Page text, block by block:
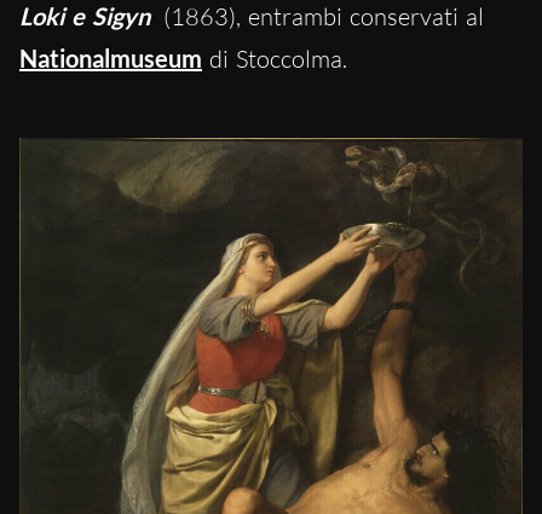
Loki e Sigyn (1863), entrambi conservati al
Nationalmuseum di Stoccolma.